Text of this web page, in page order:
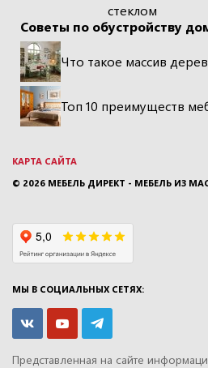
стеклом
Советы по обустройству
Что такое массив
Топ 10 преимуществ
КАРТА САЙТА
© 2026 МЕБЕЛЬ ДИРЕКТ - МЕБЕЛЬ ИЗ
МЫ В СОЦИАЛЬНЫХ СЕТЯХ:
Представленная на сайте